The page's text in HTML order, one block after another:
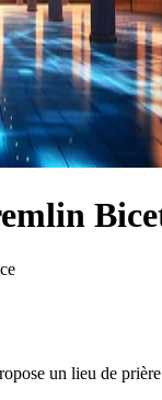
un lieu de